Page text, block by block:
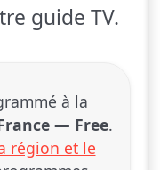
guide TV.
à la
— Free.
région et le